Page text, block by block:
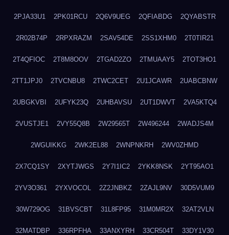
2PJA33U1 2PK01RCU 2Q6V9UEG 2QFIABDG 2QYABSTR
2R02B74P 2RPXRAZM 2SAV54DE 2SS1XHM0 2T0TIR21
2T4QFIOC 2T8M8OOV 2TGAD2ZO 2TMUAAY5 2TOT3HO1
2TT1JPJ0 2TVCNBU8 2TWC2CET 2U1JCAWR 2UABCBNW
2UBGKVBI 2UFYK23Q 2UHBAVSU 2UT1DWVT 2VA5KTQ4
2VUSTJE1 2VY55Q8B 2W29565T 2W496244 2WADJS4M
2WGUIKKG 2WK2EL88 2WNPNKRH 2WV0ZHMD
2X7CQ1SY 2XYTJWGS 2Y7I1IC2 2YKK8NSK 2YT95AO1
2YV3O361 2YXVOCOL 2Z2JNBKZ 2ZAJL9NV 30D5VUM9
30W729OG 31BVSCBT 31L8FP95 31M0MR2X 32AT2VLN
32MATDBP 336RPFHA 33ANXYRH 33CR504T 33DY1V30